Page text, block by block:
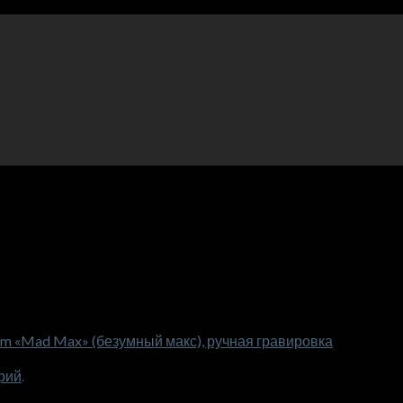
«Mad Max» (безумный макс), ручная гравировка
.